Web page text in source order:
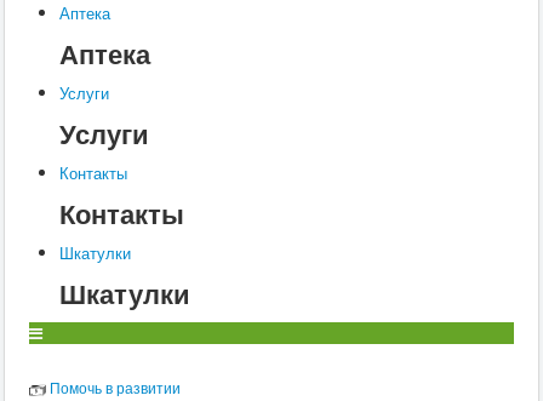
М
У
Аптека
Аптека
Услуги
Услуги
Контакты
Контакты
Шкатулки
Шкатулки
Помочь в развитии